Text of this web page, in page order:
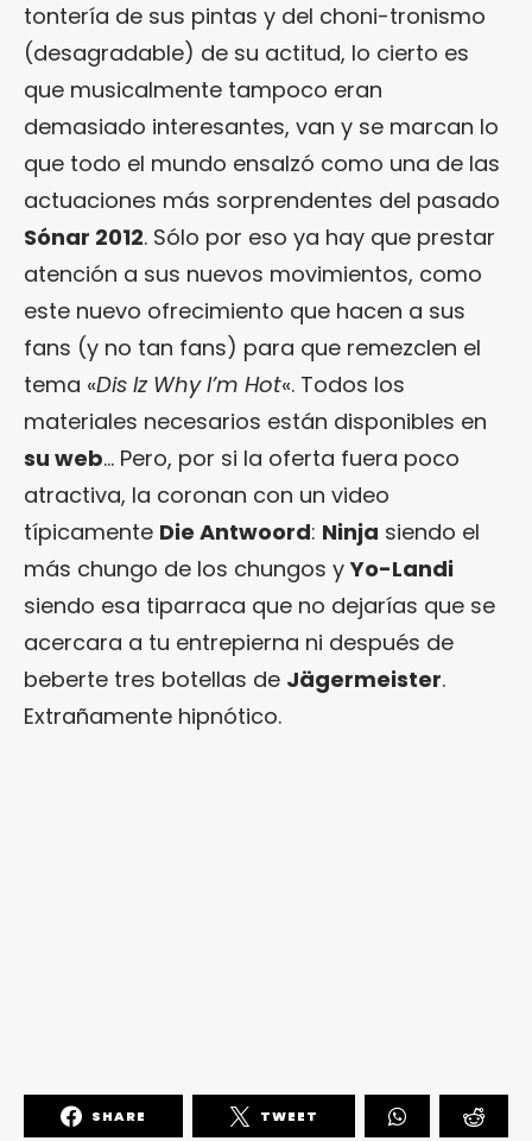
tontería de sus pintas y del choni-tronismo
(desagradable) de su actitud, lo cierto es
que musicalmente tampoco eran
demasiado interesantes, van y se marcan lo
que todo el mundo ensalzó como una de las
actuaciones más sorprendentes del pasado
Sónar 2012. Sólo por eso ya hay que prestar
atención a sus nuevos movimientos, como
este nuevo ofrecimiento que hacen a sus
fans (y no tan fans) para que remezclen el
tema «Dis Iz Why I’m Hot«. Todos los
materiales necesarios están disponibles en
su web… Pero, por si la oferta fuera poco
atractiva, la coronan con un video
típicamente Die Antwoord: Ninja siendo el
más chungo de los chungos yYo-Landi
siendo esa tiparraca que no dejarías que se
acercara a tu entrepierna ni después de
beberte tres botellas de Jägermeister.
Extrañamente hipnótico.
SHARE TWEET